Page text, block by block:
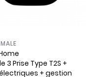
3 Prise Type T2S +
+ gestion